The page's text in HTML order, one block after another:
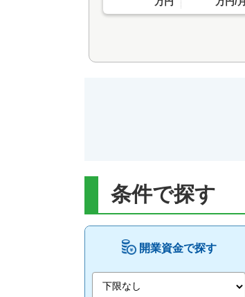
条件で探す
開業資金で探す